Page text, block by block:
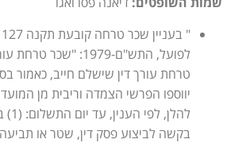
לפועל, התש"ם-1979: "שכר
יווספו הפרשי הצמדה וריבית מן
להלן,
בקשה לביצוע פסק דין, שטר או